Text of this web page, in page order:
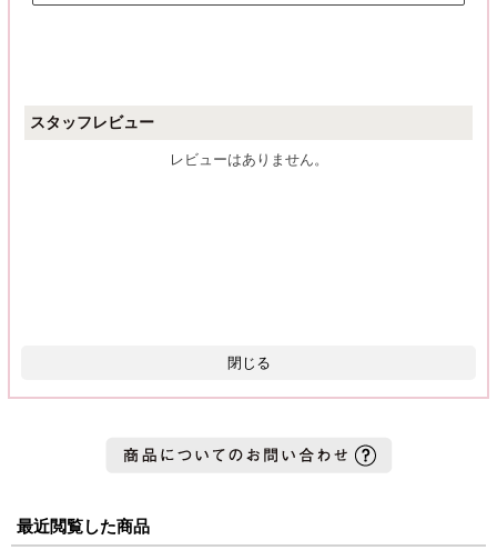
スタッフレビュー
レビューはありません。
閉じる
最近閲覧した商品